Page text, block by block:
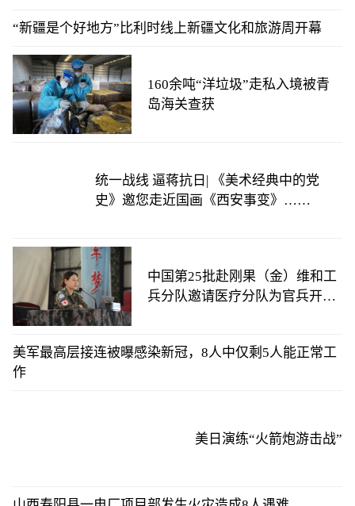
“新疆是个好地方”比利时线上新疆文化和旅游周开幕
160余吨“洋垃圾”走私入境被青
岛海关查获
统一战线 逼蒋抗日| 《美术经典中的党
史》邀您走近国画《西安事变》……
中国第25批赴刚果（金）维和工
兵分队邀请医疗分队为官兵开展
美军最高层接连被曝感染新冠，8人中仅剩5人能正常工
作
美日演练“火箭炮游击战”